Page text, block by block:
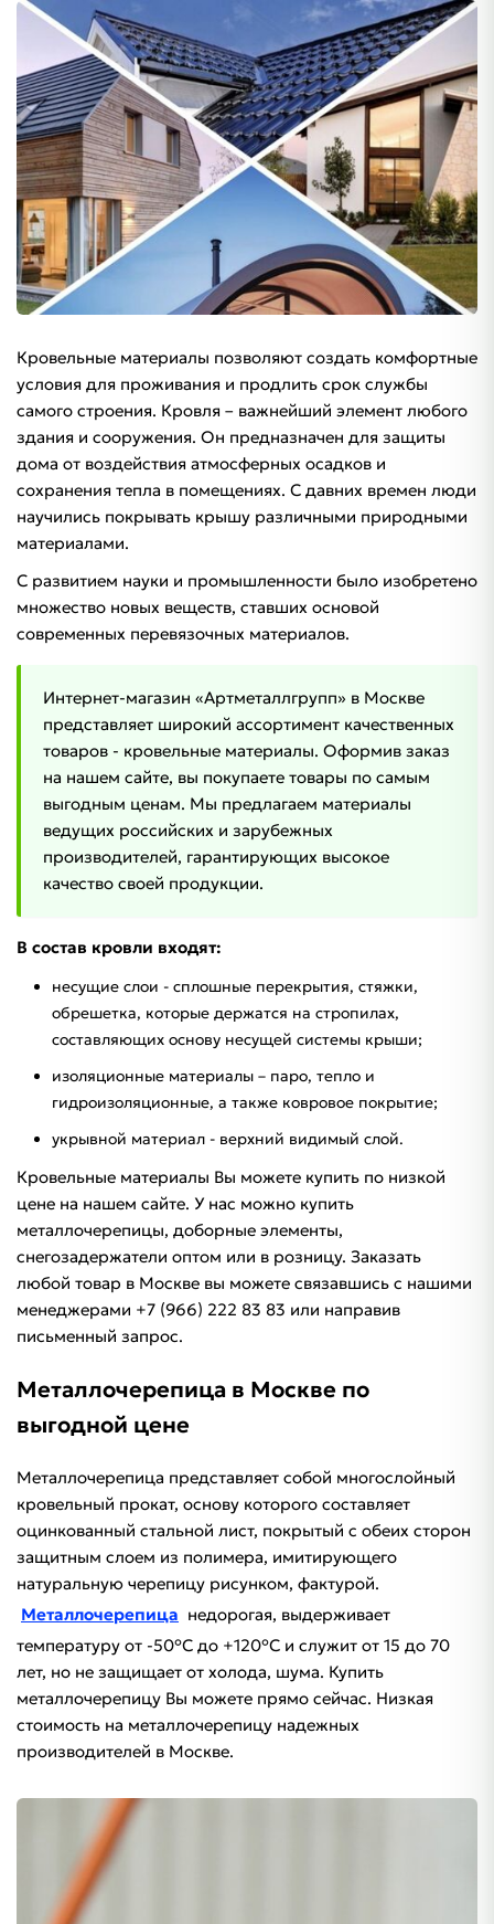
Кровельные материалы позволяют создать комфортные
условия для проживания и продлить срок службы
самого строения. Кровля – важнейший элемент любого
здания и сооружения. Он предназначен для защиты
дома от воздействия атмосферных осадков и
сохранения тепла в помещениях. С давних времен люди
научились покрывать крышу различными природными
материалами.
С развитием науки и промышленности было изобретено
множество новых веществ, ставших основой
современных перевязочных материалов.
Интернет-магазин «Артметаллгрупп» в Москве
представляет широкий ассортимент качественных
товаров - кровельные материалы. Оформив заказ
на нашем сайте, вы покупаете товары по самым
выгодным ценам. Мы предлагаем материалы
ведущих российских и зарубежных
производителей, гарантирующих высокое
качество своей продукции.
В состав кровли входят:
несущие слои - сплошные перекрытия, стяжки,
обрешетка, которые держатся на стропилах,
составляющих основу несущей системы крыши;
изоляционные материалы – паро, тепло и
гидроизоляционные, а также ковровое покрытие;
укрывной материал - верхний видимый слой.
Кровельные материалы Вы можете купить по низкой
цене на нашем сайте. У нас можно купить
металлочерепицы, доборные элементы,
снегозадержатели оптом или в розницу. Заказать
любой товар в Москве вы можете связавшись с нашими
менеджерами +7 (966) 222 83 83 или направив
письменный запрос.
Металлочерепица в Москве по
выгодной цене
Металлочерепица представляет собой многослойный
кровельный прокат, основу которого составляет
оцинкованный стальной лист, покрытый с обеих сторон
защитным слоем из полимера, имитирующего
натуральную черепицу рисунком, фактурой.
Металлочерепица недорогая, выдерживает
температуру от -50°С до +120°С и служит от 15 до 70
лет, но не защищает от холода, шума. Купить
металлочерепицу Вы можете прямо сейчас. Низкая
стоимость на металлочерепицу надежных
производителей в Москве.